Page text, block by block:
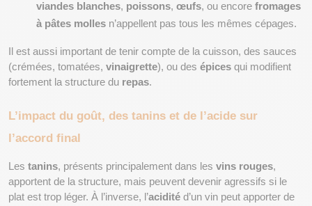
viandes blanches, poissons, œufs, ou encore fromages
à pâtes molles n’appellent pas tous les mêmes cépages.
Il est aussi important de tenir compte de la cuisson, des sauces
(crémées, tomatées, vinaigrette), ou des épices qui modifient
fortement la structure du repas.
L’impact du goût, des tanins et de l’acide sur
l’accord final
Les tanins, présents principalement dans les vins rouges,
apportent de la structure, mais peuvent devenir agressifs si le
plat est trop léger. À l’inverse, l’acidité d’un vin peut apporter de